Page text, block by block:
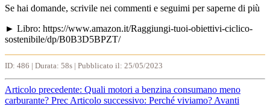
Se hai domande, scrivile nei commenti e seguimi per saperne di più
► Libro: https://www.amazon.it/Raggiungi-tuoi-obiettivi-ciclico-
sostenibile/dp/B0B3D5BPZT/
ID: 486 | Durata: 58s | Pubblicato il: 25/05/2023
Articolo precedente: Quali motori a benzina consumano meno
carburante? Prec Articolo successivo: Perché viviamo? Avanti